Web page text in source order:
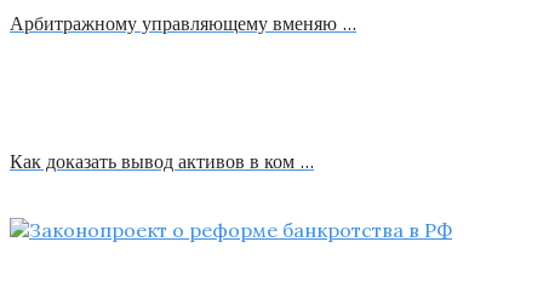
Арбитражному управляющему вменяю …
Как доказать вывод активов в ком …